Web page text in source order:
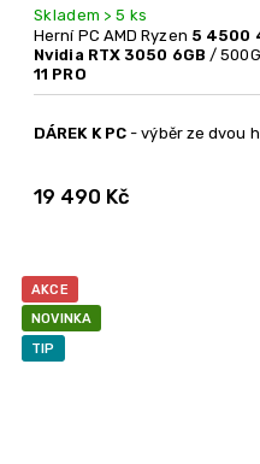
Skladem > 5 ks
19 490 Kč
Herní PC AMD Ryzen 5 4500
Nvidia RTX 3050 6GB /
11 PRO
DÁREK K PC - výběr ze dvou
Doporučujeme -
levné
AKCE
NOVINKA
TIP